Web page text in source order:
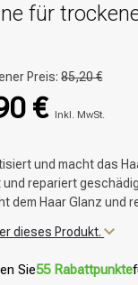
für
Preis:85,20 €
€ Inkl. MwSt.
und macht das
und repariert
dem Haar Glanz und
dieses Produkt.
Sie55 Rabattpunkte